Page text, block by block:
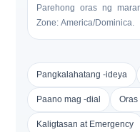
Parehong oras ng
Zone:America/Dominica.
Pangkalahatang -ideya
Paano mag -dial Oras
Kaligtasan at Emergency